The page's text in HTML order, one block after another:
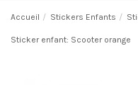
Accueil Stickers Enfants
Sticker enfant: Scooter orange